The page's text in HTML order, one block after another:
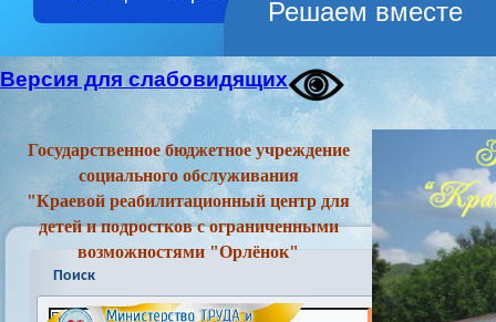
Решаем вместе
Версия для слабовидящих
Государственное бюджетное учреждение
социального обслуживания
"Краевой реабилитационный центр для
детей и подростков с ограниченными
возможностями "Орлёнок"
Поиск